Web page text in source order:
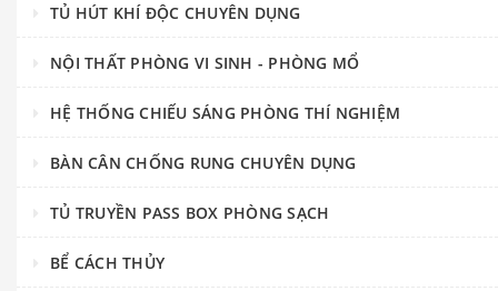
TỦ HÚT KHÍ ĐỘC CHUYÊN DỤNG
NỘI THẤT PHÒNG VI SINH - PHÒNG MỔ
HỆ THỐNG CHIẾU SÁNG PHÒNG THÍ NGHIỆM
BÀN CÂN CHỐNG RUNG CHUYÊN DỤNG
TỦ TRUYỀN PASS BOX PHÒNG SẠCH
BỂ CÁCH THỦY